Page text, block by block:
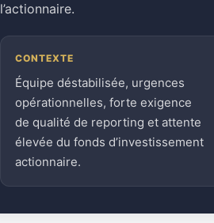
l’actionnaire.
CONTEXTE
Équipe déstabilisée, urgences
opérationnelles, forte exigence
de qualité de reporting et attente
élevée du fonds d’investissement
actionnaire.